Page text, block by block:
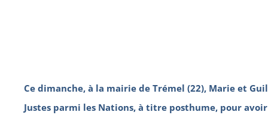
Ce dimanche, à la mairie de Trémel (22), Marie et
Justes parmi les Nations, à titre posthume, pour